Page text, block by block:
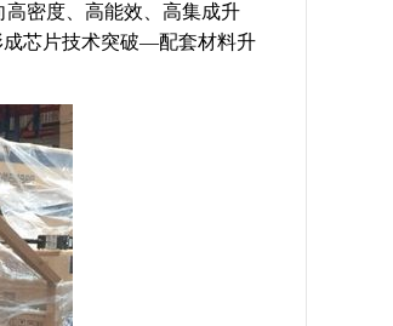
密度、高能效、高集成升
成芯片技术突破—配套材料升